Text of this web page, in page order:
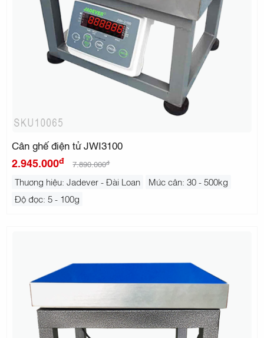
Cân ghế điện tử JWI3100
2.945.000đ 7.890.000đ
Thương hiệu: Jadever - Đài Loan
Mức cân: 30 - 500kg
Độ đọc: 5 - 100g